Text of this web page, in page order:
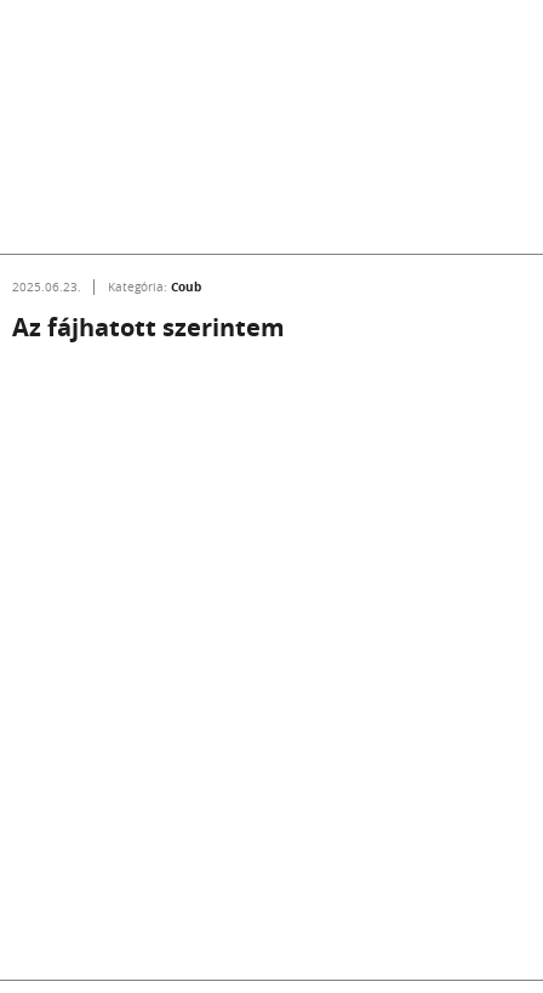
2025.06.23. Kategória: Coub
Az fájhatott szerintem